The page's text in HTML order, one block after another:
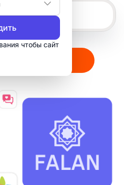
чтобы сайт
логотип